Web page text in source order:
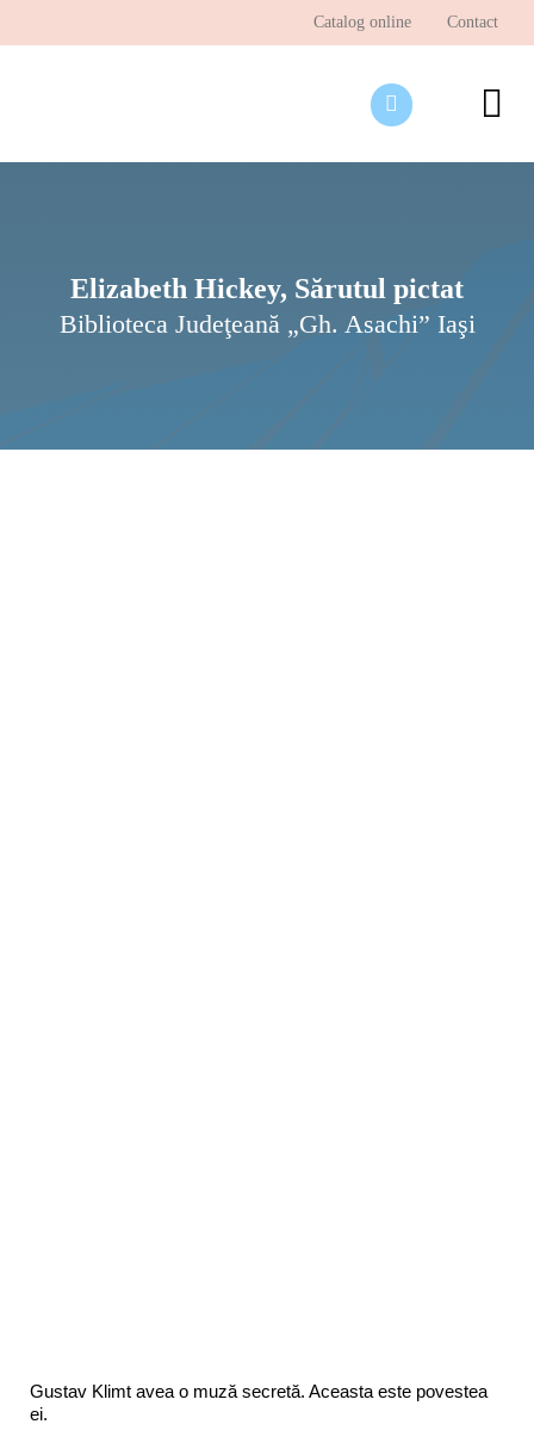
Catalog online Contact
Elizabeth Hickey, Sărutul pictat
Biblioteca Judeţeană „Gh. Asachi” Iaşi
Gustav Klimt avea o muză secretă. Aceasta este povestea
ei.